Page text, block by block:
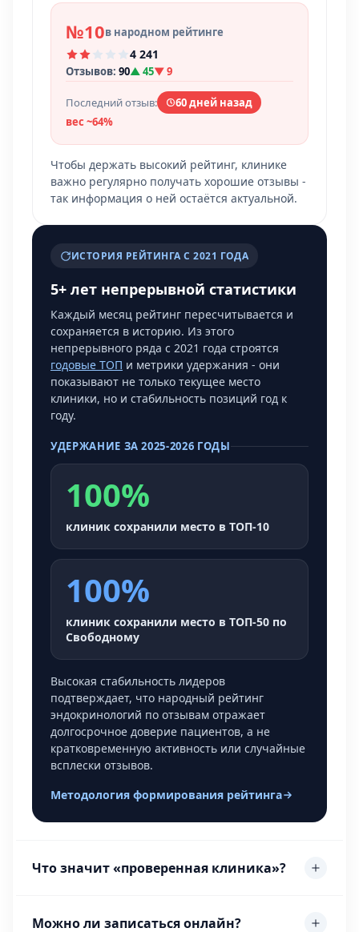
№10в народном рейтинге
4 241
Отзывов: 90▲ 45▼ 9
Последний отзыв:
60 дней назад
вес ~64%
Чтобы держать высокий рейтинг, клинике
важно регулярно получать хорошие отзывы -
так информация о ней остаётся актуальной.
ИСТОРИЯ РЕЙТИНГА С 2021 ГОДА
5+ лет непрерывной статистики
Каждый месяц рейтинг пересчитывается и
сохраняется в историю. Из этого
непрерывного ряда с 2021 года строятся
годовые ТОП и метрики удержания - они
показывают не только текущее место
клиники, но и стабильность позиций год к
году.
УДЕРЖАНИЕ ЗА 2025-2026 ГОДЫ
100%
клиник сохранили место в ТОП-10
100%
клиник сохранили место в ТОП-50 по
Свободному
Высокая стабильность лидеров
подтверждает, что народный рейтинг
эндокринологий по отзывам отражает
долгосрочное доверие пациентов, а не
кратковременную активность или случайные
всплески отзывов.
Методология формирования рейтинга
Что значит «проверенная клиника»?
Можно ли записаться онлайн?